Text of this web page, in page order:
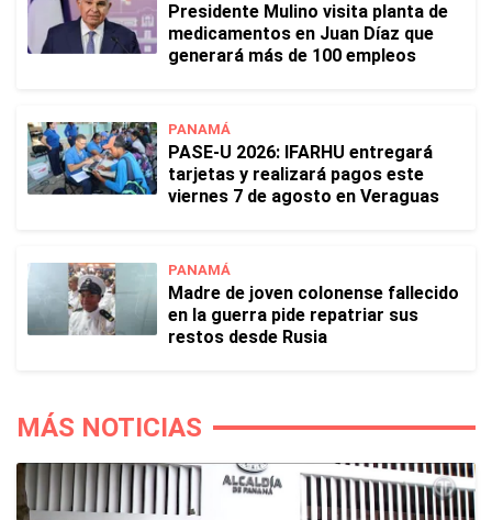
Presidente Mulino visita planta de
medicamentos en Juan Díaz que
generará más de 100 empleos
PANAMÁ
PASE-U 2026: IFARHU entregará
tarjetas y realizará pagos este
viernes 7 de agosto en Veraguas
PANAMÁ
Madre de joven colonense fallecido
en la guerra pide repatriar sus
restos desde Rusia
MÁS NOTICIAS